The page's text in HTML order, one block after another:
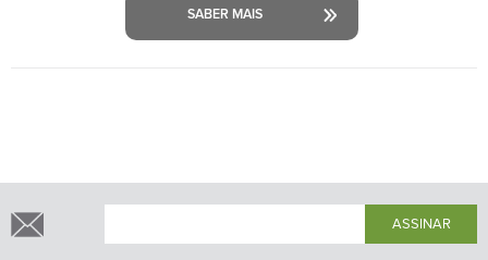
SABER MAIS
ASSINAR